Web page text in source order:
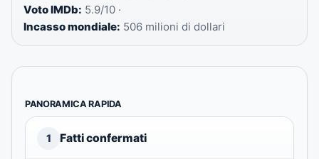
Voto IMDb: 5.9/10 ·
Incasso mondiale: 506 milioni di dollari
PANORAMICA RAPIDA
1 Fatti confermati